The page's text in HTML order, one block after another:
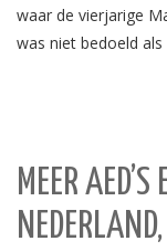
waar de vierjarige
was niet bedoeld als
MEER